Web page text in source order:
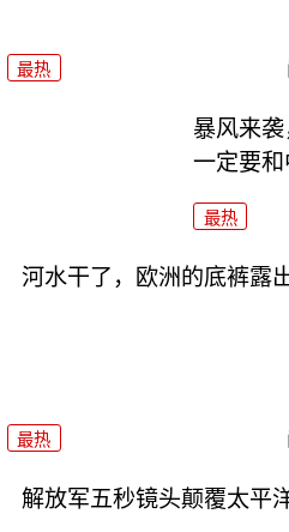
最热
暴风来
一定要
最热
河水干了，欧洲的底裤露
最热
解放军五秒镜头颠覆太平